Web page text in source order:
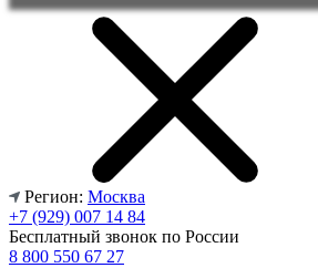
Регион: Москва
+7 (929) 007 14 84
Бесплатный звонок по России
8 800 550 67 27